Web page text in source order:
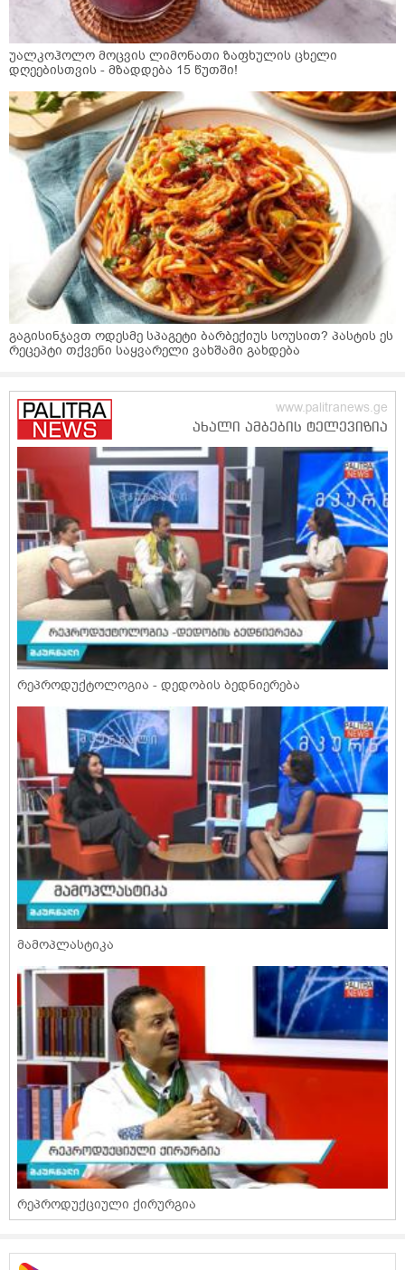
უალკოჰოლო მოცვის ლიმონათი ზაფხულის ცხელი
დღეებისთვის - მზადდება 15 წუთში!
გაგისინჯავთ ოდესმე სპაგეტი ბარბექიუს სოუსით? პასტის ეს
რეცეპტი თქვენი საყვარელი ვახშამი გახდება
რეპროდუქტოლოგია - დედობის ბედნიერება
მამოპლასტიკა
რეპროდუქციული ქირურგია